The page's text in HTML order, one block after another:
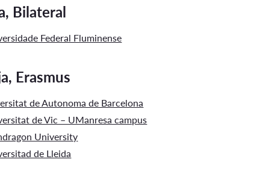
Tutkintolautakunta
Bilateral
Federal Fluminense
Erasmus
de Autonoma de Barcelona
de Vic – UManresa campus
University
de Lleida